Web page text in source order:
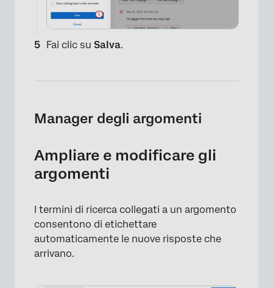
Fai clic su Salva.
Manager degli argomenti
Ampliare e modificare gli
argomenti
I termini di ricerca collegati a un argomento
consentono di etichettare
automaticamente le nuove risposte che
arrivano.